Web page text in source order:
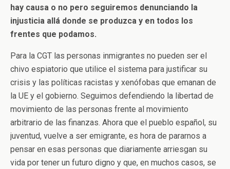
hay causa o no pero seguiremos denunciando la
injusticia allá donde se produzca y en todos los
frentes que podamos.
Para la CGT las personas inmigrantes no pueden ser el
chivo espiatorio que utilice el sistema para justificar su
crisis y las políticas racistas y xenófobas que emanan de
la UE y el gobierno. Seguimos defendiendo la libertad de
movimiento de las personas frente al movimiento
arbitrario de las finanzas. Ahora que el pueblo español, su
juventud, vuelve a ser emigrante, es hora de pararnos a
pensar en esas personas que diariamente arriesgan su
vida por tener un futuro digno y que, en muchos casos, se